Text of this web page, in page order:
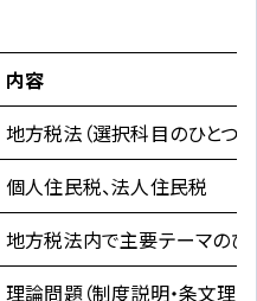
内容
地方税法（選択科目のひとつ）
個人住民税、法人住民税
地方税法内で主要テーマのひ
理論問題（制度説明・条文理解